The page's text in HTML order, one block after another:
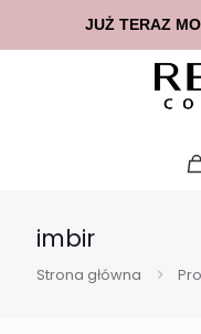
imbir
Strona główna
JUŻ TERAZ